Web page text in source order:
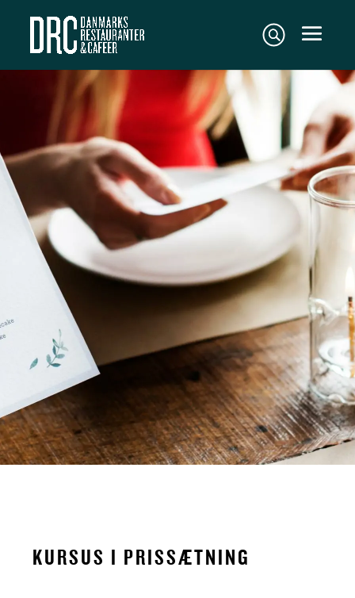
KURSUS I PRISSÆTNING